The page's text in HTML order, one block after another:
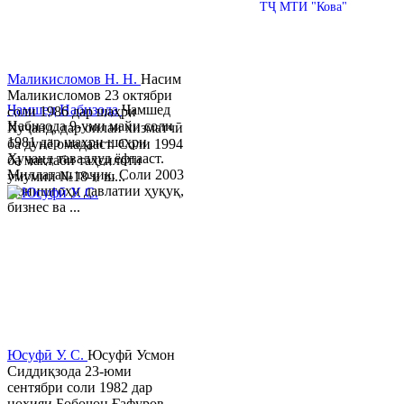
Ҷамшед НабизодаҶамшед
Набизода 9-уми майи соли
1981 дар шаҳри шаҳри
Хуҷанд таваллуд ёфтааст.
Миллаташ тоҷик. Соли 2003
Донишгоҳи давлатии ҳуқуқ,
бизнес ва ...
Маликисломов Н. Н. Насим
Маликисломов 23 октябри
соли 1986 дар шаҳри
Хуҷанд, дар оилаи хизматчӣ
ба дунё омадааст. Соли 1994
ба мактаби таҳсилоти
умумии №18-и ш...
Юсуфӣ У. C. Юсуфӣ Усмон
Сиддиқзода 23-юми
сентябри соли 1982 дар
ТҶ МТИ "Кова"